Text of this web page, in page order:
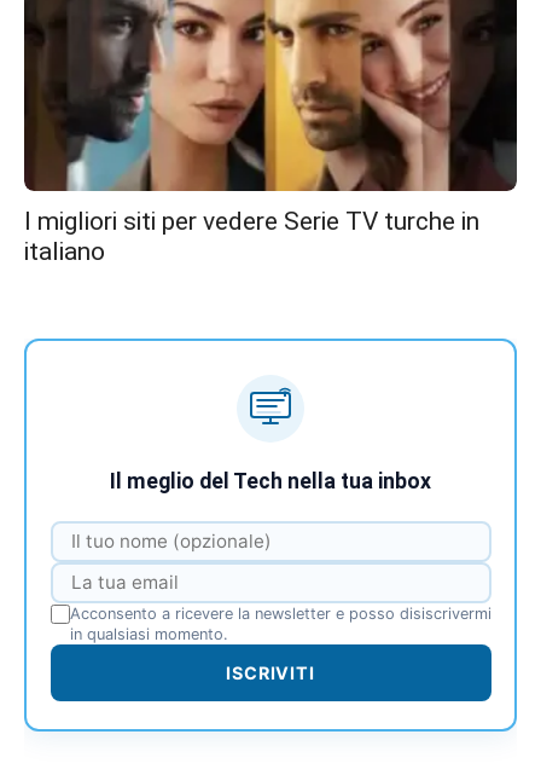
I migliori siti per vedere Serie TV turche in
italiano
Il meglio del Tech nella tua inbox
Acconsento a ricevere la newsletter e posso disiscrivermi
in qualsiasi momento.
ISCRIVITI